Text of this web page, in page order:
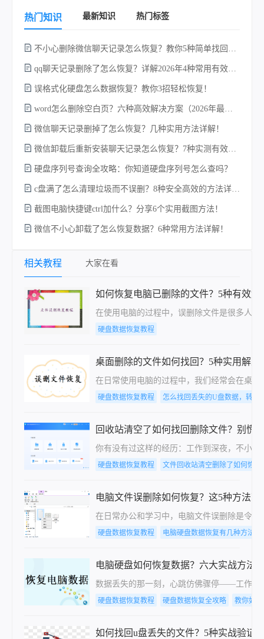
热门知识 最新知识 热门标签
不小心删除微信聊天记录怎么恢复？教你5种简单找回的方法！
qq聊天记录删除了怎么恢复？详解2026年4种常用有效的方法（支持.db数据库提取）
误格式化硬盘怎么数据恢复？教你3招轻松恢复！
word怎么删除空白页？六种高效解决方案（2026年最新实操指南）！
微信聊天记录删掉了怎么恢复？几种实用方法详解！
微信卸载后重新安装聊天记录怎么恢复？7种实测有效的恢复方案详解！
硬盘序列号查询全攻略：你知道硬盘序列号怎么查吗？
c盘满了怎么清理垃圾而不误删？8种安全高效的方法详解+误删恢复指南！
截图电脑快捷键ctrl加什么？分享6个实用截图方法！
微信不小心卸载了怎么恢复数据？6种常用方法详解！
相关教程 大家在看
如何恢复电脑已删除的文件？5种有效解
在使用电脑的过程中，误删除文件是很多人
硬盘数据恢复教程
桌面删除的文件如何找回？5种实用解决
在日常使用电脑的过程中，我们经常会在桌
硬盘数据恢复教程 怎么找回丢失的U盘数据，转转
回收站清空了如何找回删除文件？别慌
你有没有过这样的经历：工作到深夜，不小
硬盘数据恢复教程 文件回收站清空删除了如何恢复
电脑文件误删除如何恢复？这5种方法就
在日常办公和学习中，电脑文件误删除是令
硬盘数据恢复教程 电脑硬盘数据恢复有几种方法
电脑硬盘如何恢复数据？六大实战方法
数据丢失的那一刻，心跳仿佛骤停——工作文
硬盘数据恢复教程 硬盘数据恢复全攻略 教你如
如何找回u盘丢失的文件？5种实战验证